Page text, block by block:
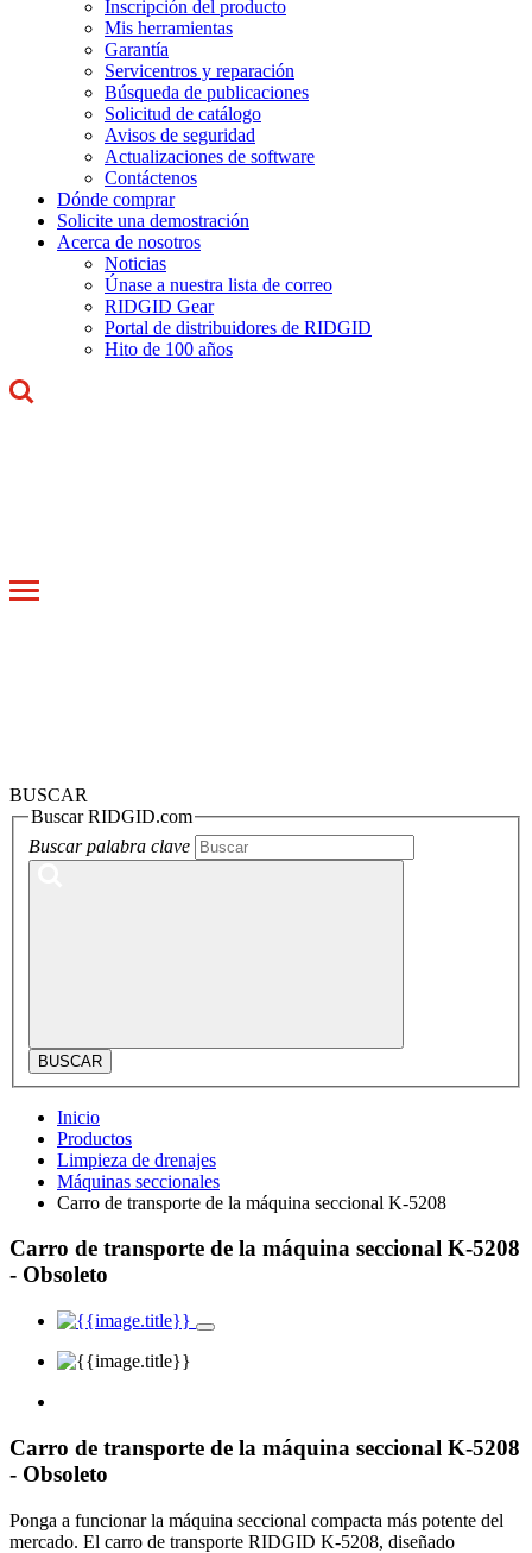
Inscripción del producto
Mis herramientas
Garantía
Servicentros y reparación
Búsqueda de publicaciones
Solicitud de catálogo
Avisos de seguridad
Actualizaciones de software
Contáctenos
Dónde comprar
Solicite una demostración
Acerca de nosotros
Noticias
Únase a nuestra lista de correo
RIDGID Gear
Portal de distribuidores de RIDGID
Hito de 100 años
Toggle
BUSCAR
Buscar RIDGID.com
Buscar palabra clave
BUSCAR
Inicio
Productos
Limpieza de drenajes
Máquinas seccionales
Carro de transporte de la máquina seccional K-5208
Carro de transporte de la máquina seccional K-5208
- Obsoleto
Carro de transporte de la máquina seccional K-5208
- Obsoleto
Ponga a funcionar la máquina seccional compacta más potente del
mercado. El carro de transporte RIDGID K-5208, diseñado